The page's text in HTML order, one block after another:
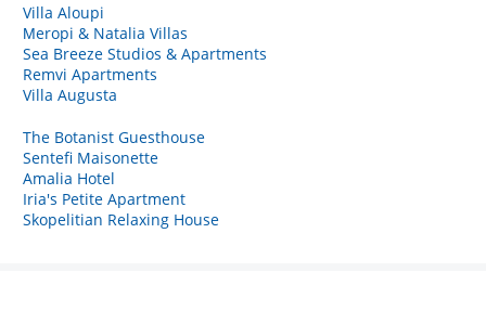
Villa Aloupi
Μeropi & Natalia Villas
Sea Breeze Studios & Apartments
Remvi Apartments
Villa Augusta
The Botanist Guesthouse
Sentefi Maisonette
Amalia Hotel
Iria's Petite Apartment
Skopelitian Relaxing House